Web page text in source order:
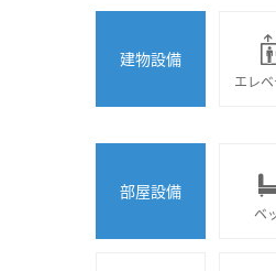
建物設備
エレ
部屋設備
ベ